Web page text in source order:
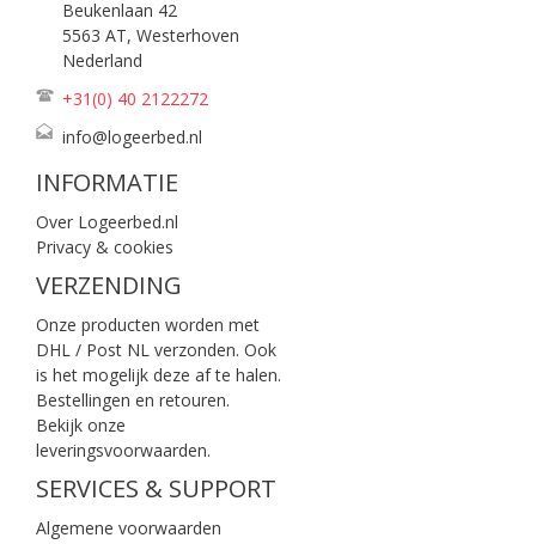
Beukenlaan 42
5563 AT, Westerhoven
Nederland
+31(0) 40 2122272
info@logeerbed.nl
INFORMATIE
Over Logeerbed.nl
Privacy & cookies
VERZENDING
Onze producten worden met
DHL / Post NL verzonden. Ook
is het mogelijk deze af te halen.
Bestellingen en retouren.
Bekijk onze
leveringsvoorwaarden.
SERVICES & SUPPORT
Algemene voorwaarden